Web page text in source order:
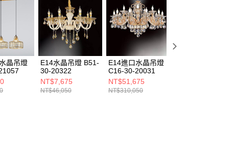
人資料處理事宜，請瀏覽以下網址：
terms/#terms3
年的使用者請事先徵得法定代理人或監護人之同意方可使用
先享後付」，若未經同意申辦者引起之損失，本公司不負相關責
「AFTEE先享後付」時，將依據個別帳號之用戶狀況，依本公司
予不同之上限額度；若仍有額度不足之情形，本公司將視審查
戶進行身份認證。
人註冊多個帳號或使用他人資訊註冊。若發現惡意使用之情
技股份有限公司將有權停止該用戶之使用額度並採取法律行
晶吊燈
E14水晶吊燈 B51-
30-20322
NT$7,675
NT$46,050
E14進口水晶吊燈
C16-30-20031
NT$51,675
NT$310,050